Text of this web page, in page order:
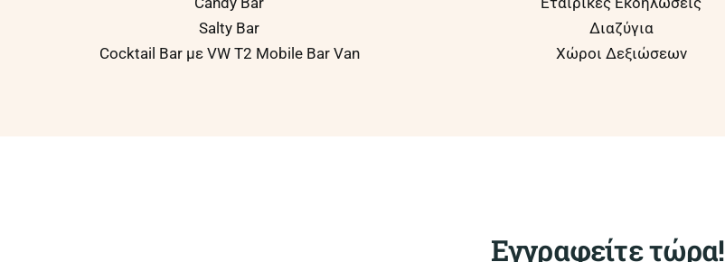
Salty Bar
Cocktail Bar με VW T2 Mobile Bar Van
Διαζύγια
Χώροι Δεξιώσεων
Εγγραφείτε τώρα!